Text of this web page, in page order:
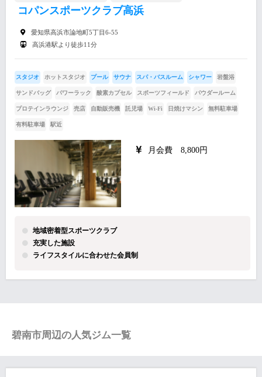
コパンスポーツクラブ高浜
愛知県高浜市論地町5丁目6-55
高浜港駅より徒歩11分
スタジオ ホットスタジオ プール サウナ スパ・バスルーム シャワー 岩盤浴
サンドバッグ パワーラック 酸素カプセル スポーツフィールド パウダールーム
プロテインラウンジ 売店 自動販売機 託児場 Wi-Fi 日焼けマシン 無料駐車場
有料駐車場 駅近
月会費 8,800円
地域密着型スポーツクラブ
充実した施設
ライフスタイルに合わせた会員制
碧南市周辺の人気ジム一覧